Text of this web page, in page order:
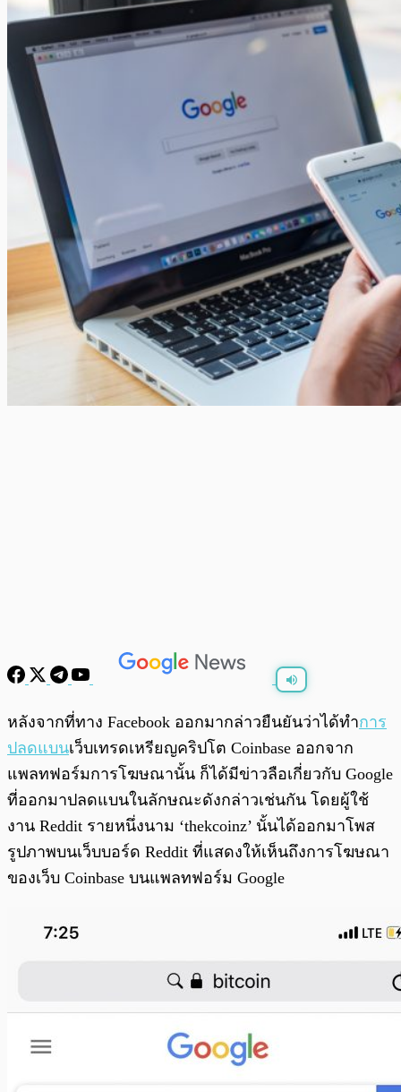
พร้อมเล่น 0:00/ 0:00
หลังจากที่ทาง Facebook ออกมากล่าวยืนยันว่าได้ทำการ
ปลดแบนเว็บเทรดเหรียญคริปโต Coinbase ออกจาก
แพลทฟอร์มการโฆษณานั้น ก็ได้มีข่าวลือเกี่ยวกับ Google
ที่ออกมาปลดแบนในลักษณะดังกล่าวเช่นกัน โดยผู้ใช้
งาน Reddit รายหนึ่งนาม ‘thekcoinz’ นั้นได้ออกมาโพส
รูปภาพบนเว็บบอร์ด Reddit ที่แสดงให้เห็นถึงการโฆษณา
ของเว็บ Coinbase บนแพลทฟอร์ม Google